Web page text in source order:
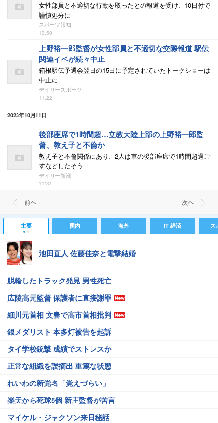
女性部員と不適切な行動を取ったとの報道を受け、10日付で
謹慎処分に
スポーツ報知
13:50
上野裕一郎監督が女性部員と不適切な交際報道 駅伝
関連イベが続々中止
箱根駅伝予選会翌日の15日に予定されていたトークショーは
中止に
デイリースポーツ
11:22
2023年10月11日
後部座席で1時間超…立教大陸上部の上野裕一郎監
督、教え子と不倫か
教え子と不倫関係にあり、2人は車の後部座席で1時間超過ご
すなどしたそう
デイリー新潮
11:31
前ヘ 次ヘ
主要 国内 海外 IT 経済 ス
池田直人 佐藤佳奈と電撃結婚
脱輪したトラック発見 男性死亡
広陵高元監督 保護者に直接謝罪
細川元首相 文春で高市首相批判
銀メダリスト 本多灯被告を起訴
タイ学校銃撃 成績でストレスか
正常な組織を誤摘出 重篤な状態
れいわの新党名「覚えづらい」
楽天から死球5個 新庄監督が苦言
マイケル・ジャクソン来日秘話